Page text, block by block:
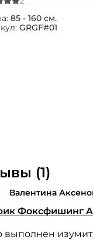
85 - 160 см.
GRGF#01
(1)
Валентина
Фоксфишинг
выполнен